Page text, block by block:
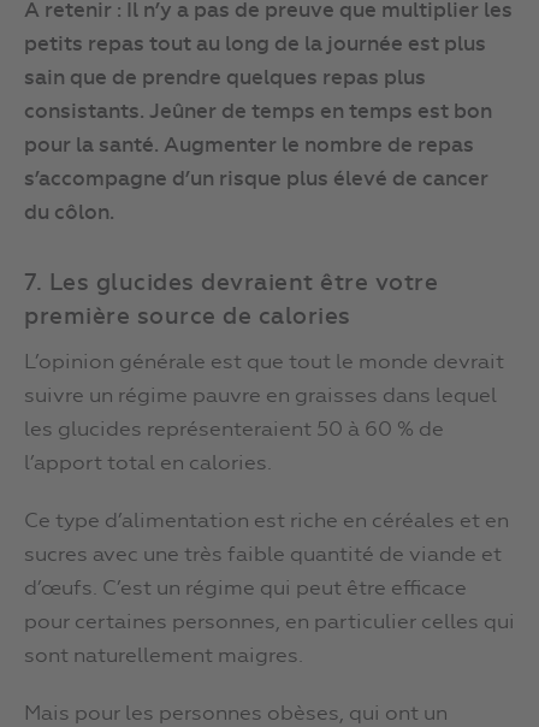
A retenir : Il n’y a pas de preuve que multiplier les
petits repas tout au long de la journée est plus
sain que de prendre quelques repas plus
consistants. Jeûner de temps en temps est bon
pour la santé. Augmenter le nombre de repas
s’accompagne d’un risque plus élevé de cancer
du côlon.
7. Les glucides devraient être votre
première source de calories
L’opinion générale est que tout le monde devrait
suivre un régime pauvre en graisses dans lequel
les glucides représenteraient 50 à 60 % de
l’apport total en calories.
Ce type d’alimentation est riche en céréales et en
sucres avec une très faible quantité de viande et
d’œufs. C’est un régime qui peut être efficace
pour certaines personnes, en particulier celles qui
sont naturellement maigres.
Mais pour les personnes obèses, qui ont un